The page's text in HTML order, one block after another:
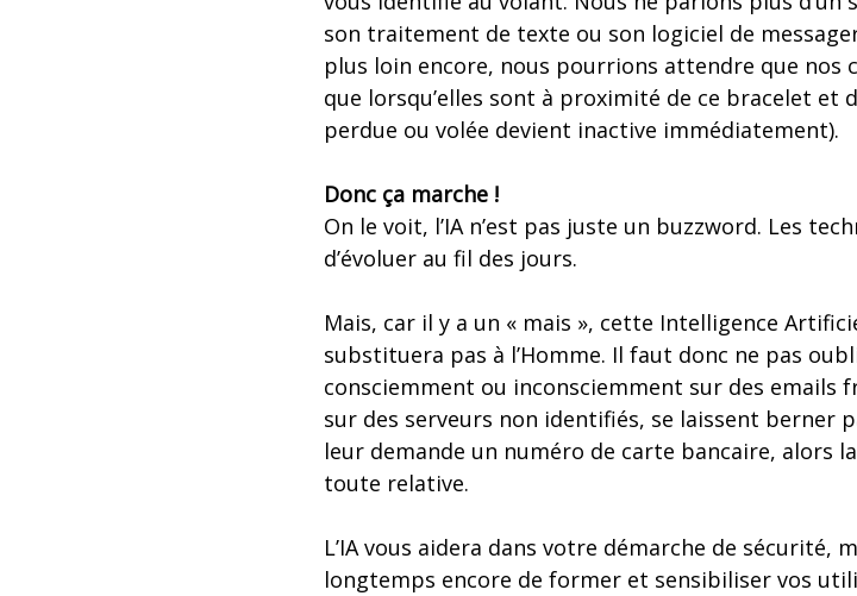
son traitement de texte ou son logiciel de
plus loin encore, nous pourrions attendre que nos
que lorsqu’elles sont à proximité de ce bracelet et
perdue ou volée devient inactive immédiatement).
Donc ça marche !
On le voit, l’IA n’est pas juste un buzzword. Les
d’évoluer au fil des jours.
Mais, car il y a un « mais », cette Intelligence
substituera pas à l’Homme. Il faut donc ne pas
consciemment ou inconsciemment sur des emails
sur des serveurs non identifiés, se laissent berner
leur demande un numéro de carte bancaire, alors
toute relative.
L’IA vous aidera dans votre démarche de
longtemps encore de former et sensibiliser vos